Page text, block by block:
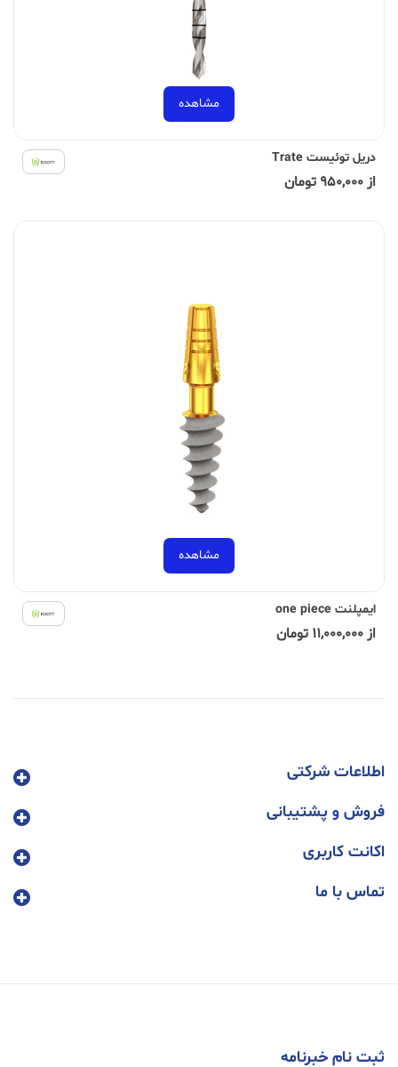
مشاهده
دریل توئیست Trate
از 950,000 تومان
مشاهده
ایمپلنت one piece
از 11,000,000 تومان
اطلاعات شرکتی
فروش و پشتیبانی
اکانت کاربری
تماس با ما
ثبت نام خبرنامه